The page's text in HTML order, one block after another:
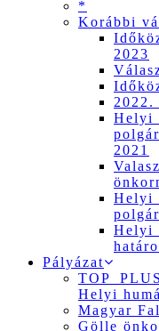
*
Korábbi
2023
Helyi
2021
Helyi
Helyi
Pályázat
Helyi
Magyar
Gölle